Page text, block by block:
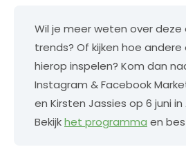
Wil je meer weten over deze
trends? Of kijken hoe
hierop inspelen? Kom dan
Instagram & Facebook
en Kirsten Jassies op 6 juni
Bekijkhet programma en